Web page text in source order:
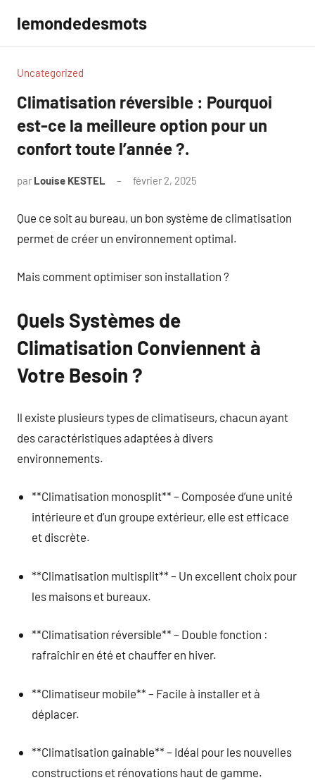
contenu
lemondedesmots
Uncategorized
Climatisation réversible : Pourquoi
est-ce la meilleure option pour un
confort toute l’année ?.
par Louise KESTEL février 2, 2025
Que ce soit au bureau, un bon système de climatisation
permet de créer un environnement optimal.
Mais comment optimiser son installation ?
Quels Systèmes de
Climatisation Conviennent à
Votre Besoin ?
Il existe plusieurs types de climatiseurs, chacun ayant
des caractéristiques adaptées à divers
environnements.
**Climatisation monosplit** – Composée d’une unité
intérieure et d’un groupe extérieur, elle est efficace
et discrète.
**Climatisation multisplit** – Un excellent choix pour
les maisons et bureaux.
**Climatisation réversible** – Double fonction :
rafraîchir en été et chauffer en hiver.
**Climatiseur mobile** – Facile à installer et à
déplacer.
**Climatisation gainable** – Idéal pour les nouvelles
constructions et rénovations haut de gamme.